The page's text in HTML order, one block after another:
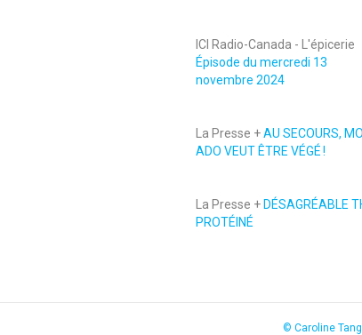
ICI Radio-Canada - L'épicerie
Épisode du mercredi 13
novembre 2024
La Presse +AU SECOURS,
ADO VEUT ÊTRE VÉGÉ !
La Presse + DÉSAGRÉABLE
PROTÉINÉ
© Caroline